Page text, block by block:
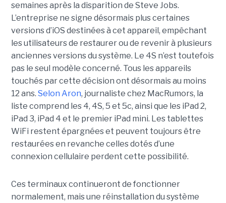
semaines après la disparition de Steve Jobs.
L’entreprise ne signe désormais plus certaines
versions d’iOS destinées à cet appareil, empêchant
les utilisateurs de restaurer ou de revenir à plusieurs
anciennes versions du système. Le 4S n’est toutefois
pas le seul modèle concerné. Tous les appareils
touchés par cette décision ont désormais au moins
12 ans. Selon Aron, journaliste chez MacRumors, la
liste comprend les 4, 4S, 5 et 5c, ainsi que les iPad 2,
iPad 3, iPad 4 et le premier iPad mini. Les tablettes
WiFi restent épargnées et peuvent toujours être
restaurées en revanche celles dotés d’une
connexion cellulaire perdent cette possibilité.
Ces terminaux continueront de fonctionner
normalement, mais une réinstallation du système